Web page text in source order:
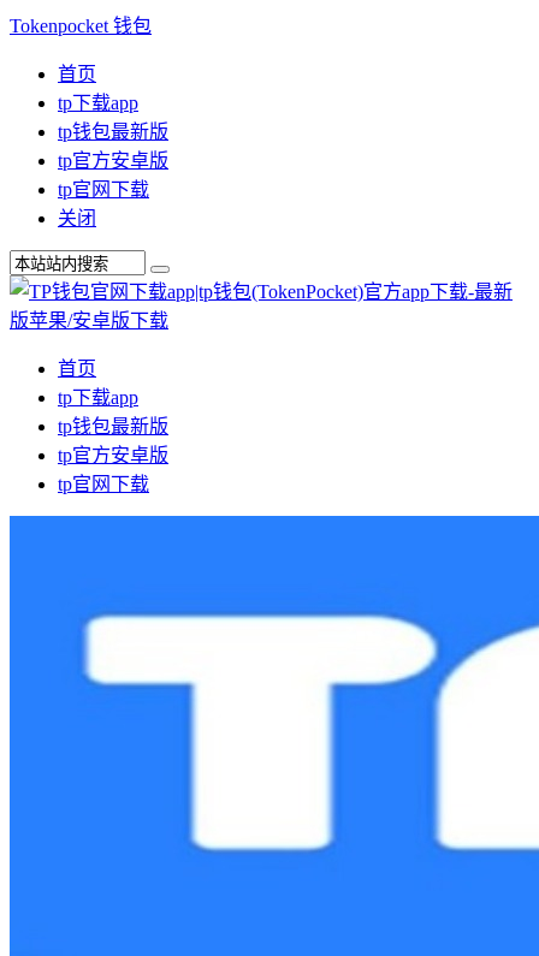
Tokenpocket 钱包
首页
tp下载app
tp钱包最新版
tp官方安卓版
tp官网下载
关闭
首页
tp下载app
tp钱包最新版
tp官方安卓版
tp官网下载